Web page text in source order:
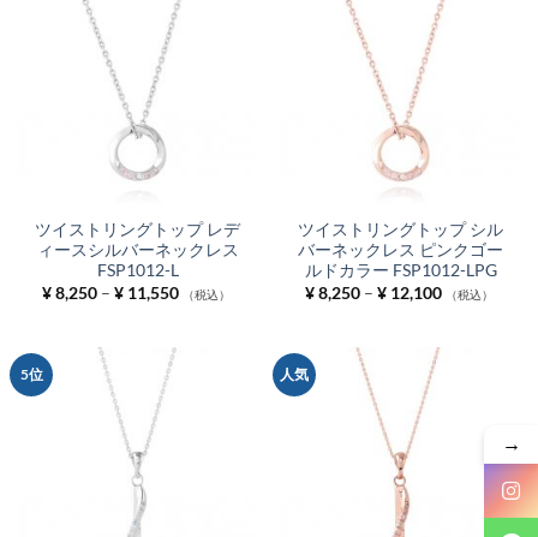
ツイストリングトップ レデ
ィースシルバーネックレス
FSP1012-L
¥8,250 – ¥11,550価
格
（税込）
ツイストリングトップ シル
バーネックレス ピンクゴー
ルドカラー FSP1012-LPG
¥8,250 – ¥12,100価
格
（税込）
5位 人気
→